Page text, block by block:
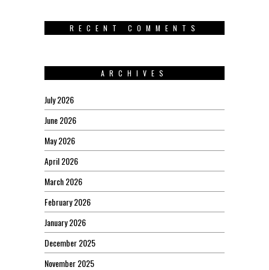
RECENT COMMENTS
ARCHIVES
July 2026
June 2026
May 2026
April 2026
March 2026
February 2026
January 2026
December 2025
November 2025